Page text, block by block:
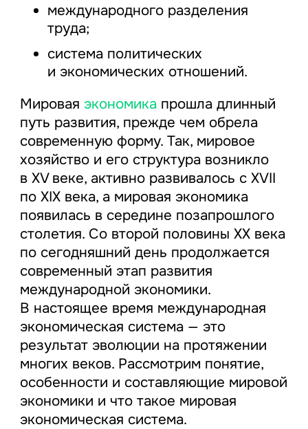
международного разделения
труда;
система политических
и экономических отношений.
Мировая экономикапрошла длинный
путь развития, прежде чем обрела
современную форму. Так, мировое
хозяйство и его структура возникло
в XV веке, активно развивалось с XVII
по XIX века, а мировая экономика
появилась в середине позапрошлого
столетия. Со второй половины ХХ века
по сегодняшний день продолжается
современный этап развития
международной экономики.
В настоящее время международная
экономическая система — это
результат эволюции на протяжении
многих веков. Рассмотрим понятие,
особенности и составляющие мировой
экономики и что такое мировая
экономическая система.